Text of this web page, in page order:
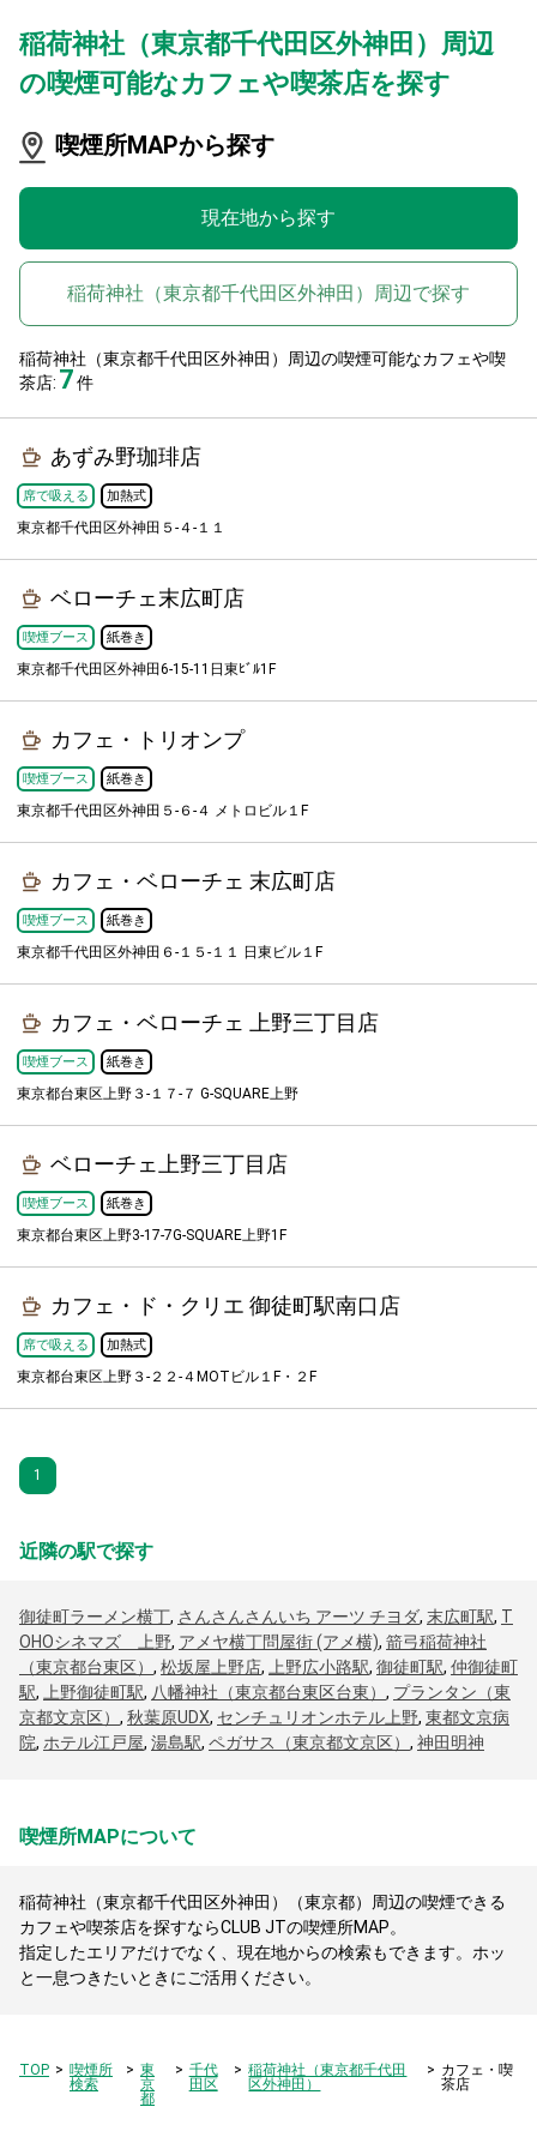
稲荷神社（東京都千代田区外神田）周辺
の喫煙可能なカフェや喫茶店を探す
喫煙所MAPから探す
現在地から探す
稲荷神社（東京都千代田区外神田）周辺で探す
稲荷神社（東京都千代田区外神田）周辺の喫煙可能なカフェや喫
茶店: 7件
あずみ野珈琲店
席で吸える 加熱式
東京都千代田区外神田５-４-１１
ベローチェ末広町店
喫煙ブース 紙巻き
東京都千代田区外神田6-15-11日東ﾋﾞﾙ1F
カフェ・トリオンプ
喫煙ブース 紙巻き
東京都千代田区外神田５-６-４ メトロビル１F
カフェ・ベローチェ 末広町店
喫煙ブース 紙巻き
東京都千代田区外神田６-１５-１１ 日東ビル１F
カフェ・ベローチェ 上野三丁目店
喫煙ブース 紙巻き
東京都台東区上野３-１７-７ G-SQUARE上野
ベローチェ上野三丁目店
喫煙ブース 紙巻き
東京都台東区上野3-17-7G-SQUARE上野1F
カフェ・ド・クリエ 御徒町駅南口店
席で吸える 加熱式
東京都台東区上野３-２２-４MOTビル１F・２F
1
近隣の駅で探す
御徒町ラーメン横丁, さんさんさんいち アーツ チヨダ, 末広町駅, T
OHOシネマズ 上野, アメヤ横丁問屋街 (アメ横), 箭弓稲荷神社
（東京都台東区） , 松坂屋上野店, 上野広小路駅, 御徒町駅, 仲御徒町
駅, 上野御徒町駅, 八幡神社（東京都台東区台東） , プランタン（東
京都文京区） , 秋葉原UDX, センチュリオンホテル上野, 東都文京病
院, ホテル江戸屋, 湯島駅, ペガサス（東京都文京区） , 神田明神
喫煙所MAPについて
稲荷神社（東京都千代田区外神田）（東京都）周辺の喫煙できる
カフェや喫茶店を探すならCLUB JTの喫煙所MAP。
指定したエリアだけでなく、現在地からの検索もできます。ホッ
と一息つきたいときにご活用ください。
TOP
喫煙所
検索
東
京
都
千代
田区
稲荷神社（東京都千代田
区外神田）
カフェ・喫
茶店